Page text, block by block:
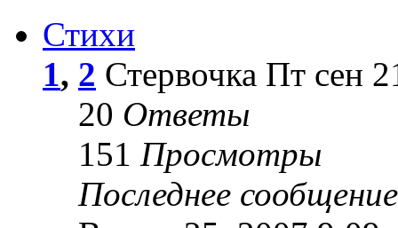
Стихи
1, 2 Стервочка Пт сен
20 Ответы
151 Просмотры
Последнее сообщение